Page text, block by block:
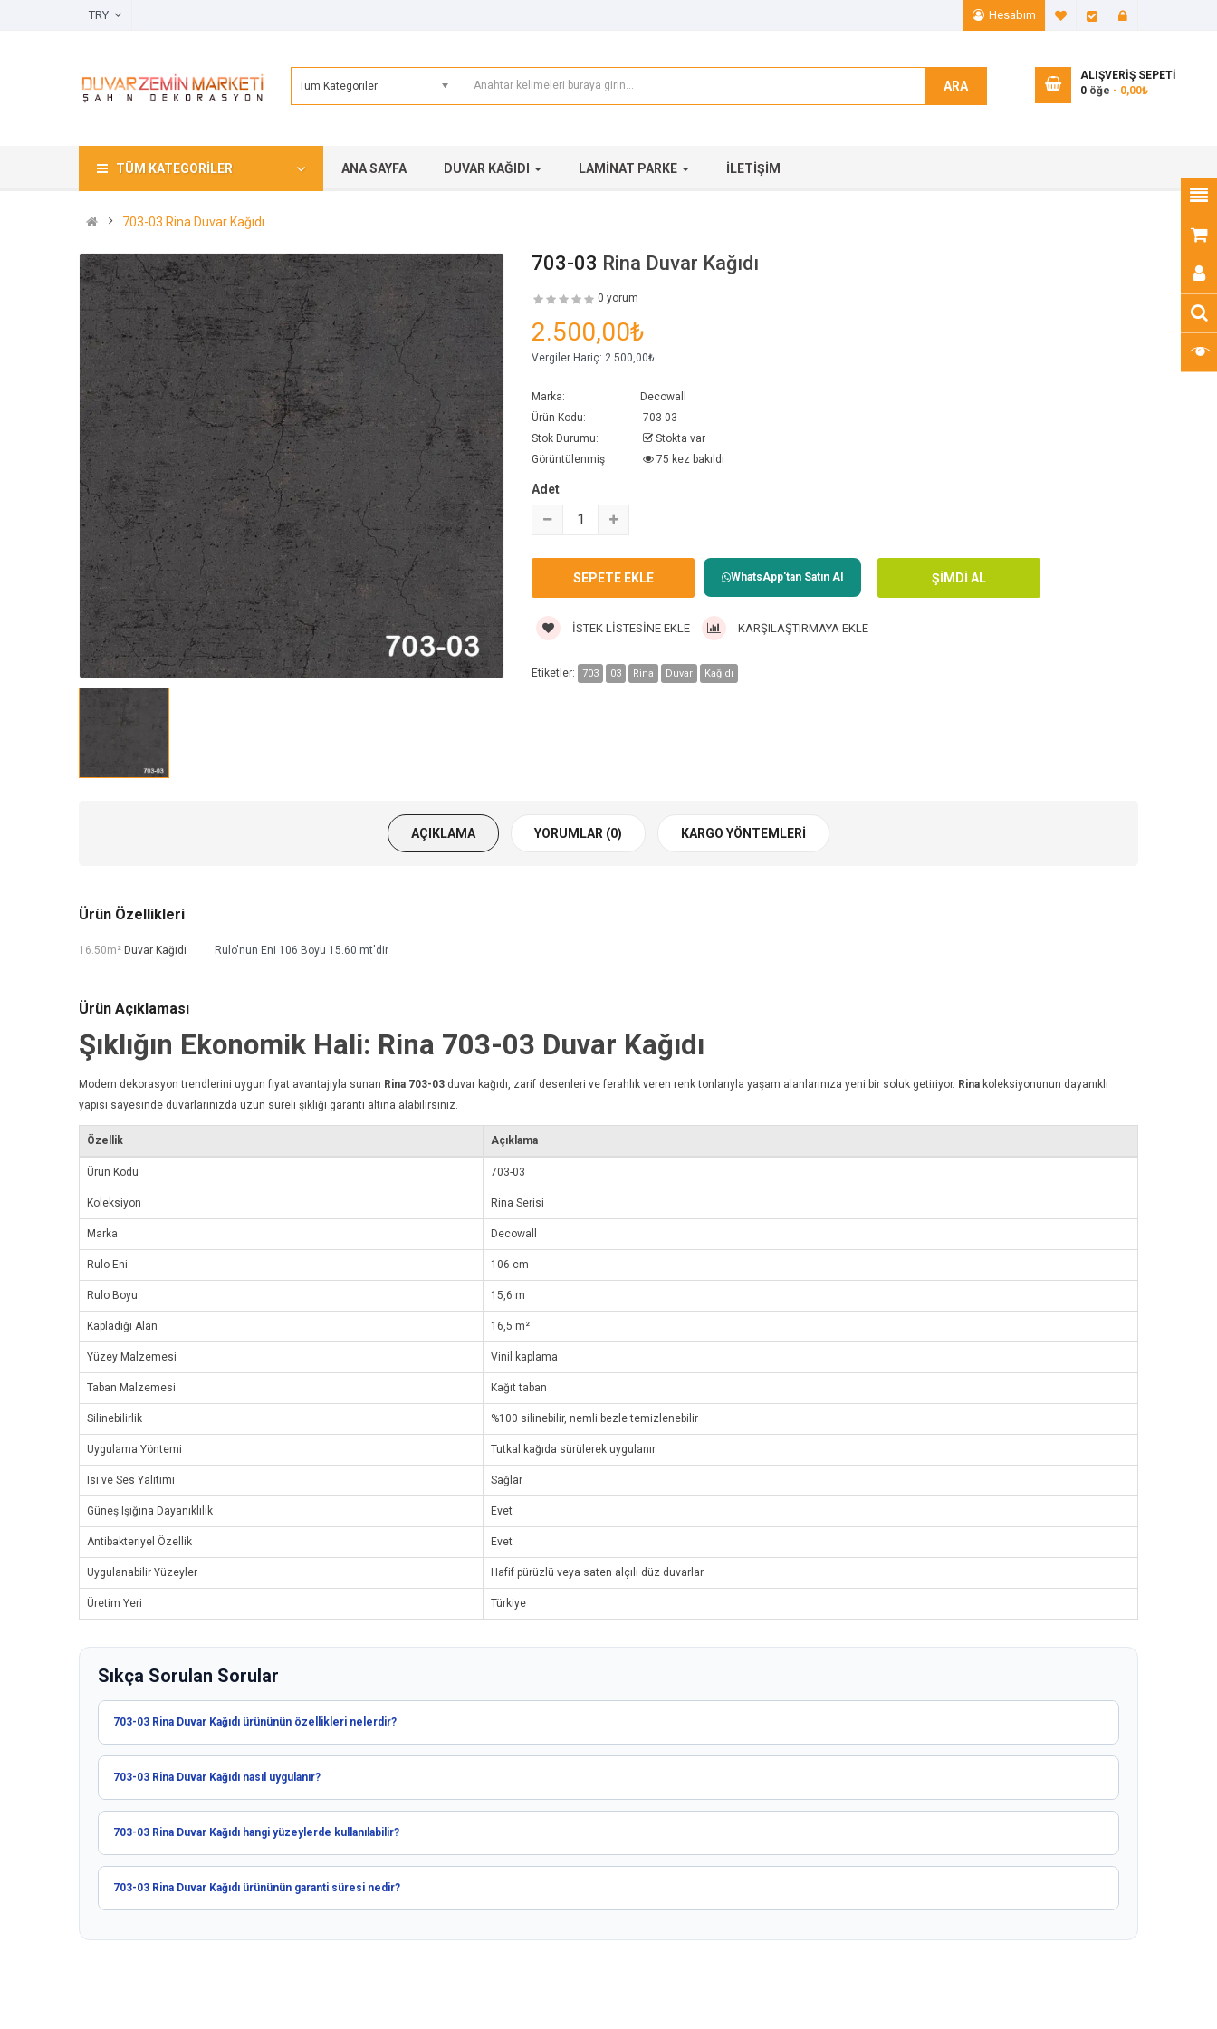
Hesabım A. Listem (0)
Ödeme
Tüm Kategoriler ARA
ALIŞVERIŞ SEPETI
0 öğe - 0,00₺
TÜM KATEGORILER ANA SAYFA DUVAR KAĞIDI LAMINAT PARKE İLETIŞIM
703-03 Rina Duvar Kağıdı
703-03 Rina Duvar Kağıdı
0 yorum
2.500,00₺
Vergiler Hariç: 2.500,00₺
Marka:
Decowall
Ürün Kodu:
703-03
Stok Durumu:
Stokta var
Görüntülenmiş
75 kez bakıldı
Adet
WhatsApp'tan Satın Al
İSTEK LISTESINE EKLE KARŞILAŞTIRMAYA EKLE
Etiketler: 703 03 Rina Duvar Kağıdı
AÇIKLAMA YORUMLAR (0) KARGO YÖNTEMLERI
Ürün Özellikleri
16.50m² Duvar Kağıdı Rulo'nun Eni 106 Boyu 15.60 mt'dir
Ürün Açıklaması
Şıklığın Ekonomik Hali: Rina 703-03 Duvar Kağıdı
Modern dekorasyon trendlerini uygun fiyat avantajıyla sunan Rina 703-03 duvar kağıdı, zarif desenleri ve ferahlık veren renk tonlarıyla yaşam alanlarınıza yeni bir soluk getiriyor. Rina koleksiyonunun dayanıklı
yapısı sayesinde duvarlarınızda uzun süreli şıklığı garanti altına alabilirsiniz.
Özellik Açıklama
Ürün Kodu 703-03
Koleksiyon Rina Serisi
Marka Decowall
Rulo Eni 106 cm
Rulo Boyu 15,6 m
Kapladığı Alan 16,5 m²
Yüzey Malzemesi Vinil kaplama
Taban Malzemesi Kağıt taban
Silinebilirlik %100 silinebilir, nemli bezle temizlenebilir
Uygulama Yöntemi Tutkal kağıda sürülerek uygulanır
Isı ve Ses Yalıtımı Sağlar
Güneş Işığına Dayanıklılık Evet
Antibakteriyel Özellik Evet
Uygulanabilir Yüzeyler Hafif pürüzlü veya saten alçılı düz duvarlar
Üretim Yeri Türkiye
Sıkça Sorulan Sorular
703-03 Rina Duvar Kağıdı ürününün özellikleri nelerdir?
703-03 Rina Duvar Kağıdı nasıl uygulanır?
703-03 Rina Duvar Kağıdı hangi yüzeylerde kullanılabilir?
703-03 Rina Duvar Kağıdı ürününün garanti süresi nedir?